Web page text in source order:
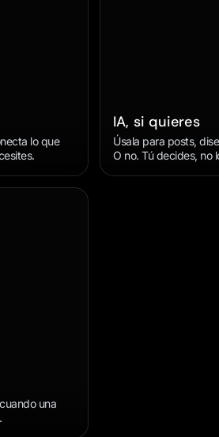
lo que
IA, si quieres
Úsala para posts,
O no. Tú decides, no
una